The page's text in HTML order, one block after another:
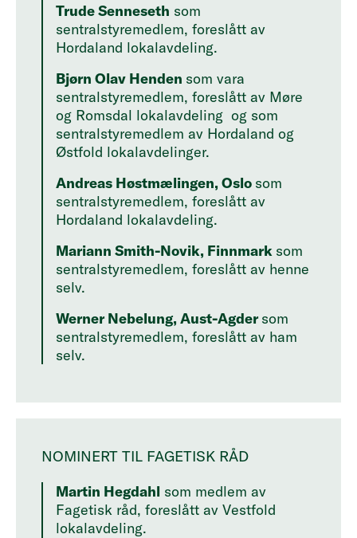
Trude Senneseth som
sentralstyremedlem, foreslått av
Hordaland lokalavdeling.
Bjørn Olav Henden som vara
sentralstyremedlem, foreslått av Møre
og Romsdal lokalavdeling og som
sentralstyremedlem av Hordaland og
Østfold lokalavdelinger.
Andreas Høstmælingen, Oslo som
sentralstyremedlem, foreslått av
Hordaland lokalavdeling.
Mariann Smith-Novik, Finnmark som
sentralstyremedlem, foreslått av henne
selv.
Werner Nebelung, Aust-Agdersom
sentralstyremedlem, foreslått av ham
selv.
NOMINERT TIL FAGETISK RÅD
Martin Hegdahl som medlem av
Fagetisk råd, foreslått av Vestfold
lokalavdeling.